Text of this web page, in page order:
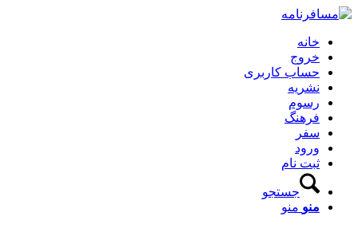
خانه
خروج
حساب کاربری
نشریه
رسوم
فرهنگ
سفر
ورود
ثبت نام
جستجو
منو منو